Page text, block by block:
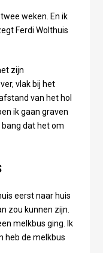
weken. En ik
Ferdi Wolthuis
zijn
vlak bij het
van het hol
ik gaan graven
bang dat het om
eerst naar huis
zou kunnen zijn.
melkbus ging. Ik
heb de melkbus